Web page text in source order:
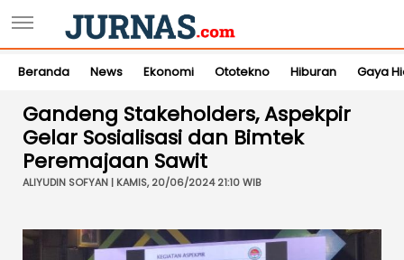
Beranda News Ekonomi Ototekno Hiburan Gaya
Gandeng Stakeholders, Aspekpir
Gelar Sosialisasi dan Bimtek
Peremajaan Sawit
ALIYUDIN SOFYAN | KAMIS, 20/06/2024 21:10 WIB